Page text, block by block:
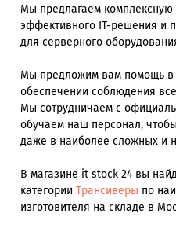
Мы предлагаем
эффективного IT-решения и
для серверного
Мы предложим вам помощь в
обеспечении соблюдения
Мы сотрудничаем с
обучаем наш персонал,
даже в наиболее сложных и
В магазине it stock 24 вы
категории Трансиверы по
изготовителя на складе в